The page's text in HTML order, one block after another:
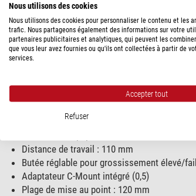
LeSZ61dispose d'un
permet de régler le grossissement en continu
Microscope trinoculaire SZ61 avec éclairage
Deux oculaires grand champ avec champ de
Rapport de zoom 6,7:1
Distance de travail : 110 mm
Butée réglable pour grossissement élevé/
Adaptateur C-Mount intégré (0,5)
Plage de mise au point : 120 mm
Nous utilisons des cookies
Nous utilisons des cookies pour personnaliser le contenu et les
trafic. Nous partageons également des informations sur votre
partenaires publicitaires et analytiques, qui peuvent les
que vous leur avez fournies ou qu'ils ont collectées à partir de
services.
Accepter tout
Refuser